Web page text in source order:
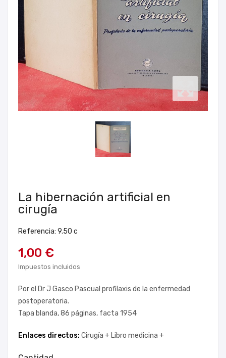
La hibernación artificial en
cirugía
Referencia: 9.50 c
1,00 €
Impuestos incluidos
Por el Dr J Gasco Pascual profilaxis de la enfermedad
postoperatoria.
Tapa blanda, 86 páginas, facta 1954
Enlaces directos: Cirugía + Libro medicina +